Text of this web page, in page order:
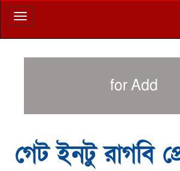
Toggle
navigation
for Add
গেট ইনটু রাগবি